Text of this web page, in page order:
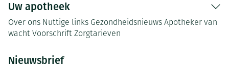
Uw apotheek
Over ons Nuttige links Gezondheidsnieuws Apotheker van
wacht Voorschrift Zorgtarieven
Nieuwsbrief